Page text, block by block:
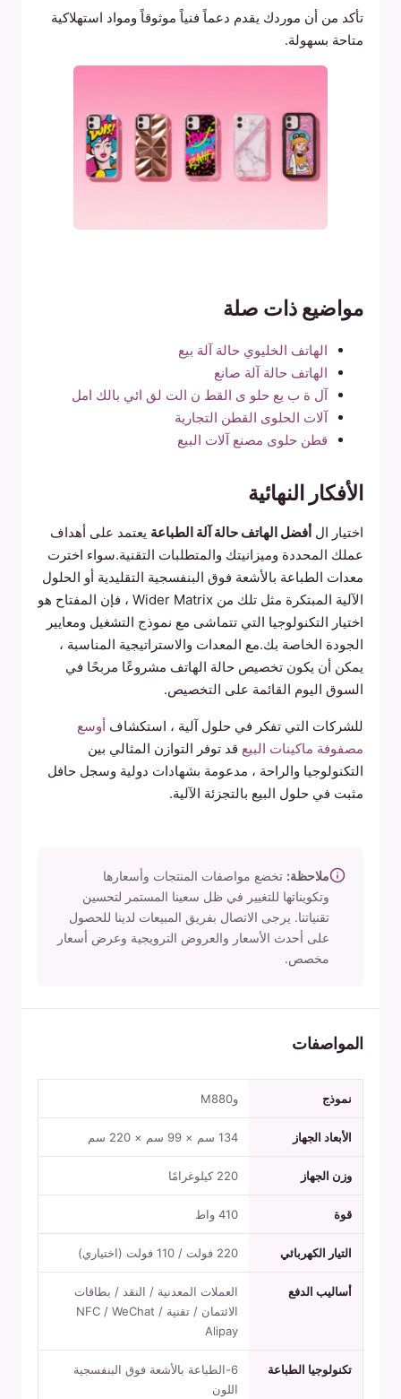
تأكد من أن موردك يقدم دعماً فنياً موثوقاً ومواد استهلاكية
متاحة بسهولة.
مواضيع ذات صلة
الهاتف الخليوي حالة آلة بيع
الهاتف حالة آلة صانع
آل ة ب يع حلو ى القط ن الت لق ائي بالك امل
آلات الحلوى القطن التجارية
قطن حلوى مصنع آلات البيع
الأفكار النهائية
اختيار ال أفضل الهاتف حالة آلة الطباعة يعتمد على أهداف
عملك المحددة وميزانيتك والمتطلبات التقنية.سواء اخترت
معدات الطباعة بالأشعة فوق البنفسجية التقليدية أو الحلول
الآلية المبتكرة مثل تلك من Wider Matrix ، فإن المفتاح هو
اختيار التكنولوجيا التي تتماشى مع نموذج التشغيل ومعايير
الجودة الخاصة بك.مع المعدات والاستراتيجية المناسبة ،
يمكن أن يكون تخصيص حالة الهاتف مشروعًا مربحًا في
السوق اليوم القائمة على التخصيص.
للشركات التي تفكر في حلول آلية ، استكشاف أوسع
مصفوفة ماكينات البيع قد توفر التوازن المثالي بين
التكنولوجيا والراحة ، مدعومة بشهادات دولية وسجل حافل
مثبت في حلول البيع بالتجزئة الآلية.
ملاحظة: تخضع مواصفات المنتجات وأسعارها
وتكويناتها للتغيير في ظل سعينا المستمر لتحسين
تقنياتنا. يرجى الاتصال بفريق المبيعات لدينا للحصول
على أحدث الأسعار والعروض الترويجية وعرض أسعار
مخصص.
المواصفات
نموذج وM880
الأبعاد الجهاز 134 سم × 99 سم × 220 سم
وزن الجهاز 220 كيلوغرامًا
قوة 410 واط
التيار الكهربائي 220 فولت / 110 فولت (اختياري)
أساليب الدفع
العملات المعدنية / النقد / بطاقات
الائتمان / تقنية NFC / WeChat /
Alipay
تكنولوجيا الطباعة
6-الطباعة بالأشعة فوق البنفسجية
اللون